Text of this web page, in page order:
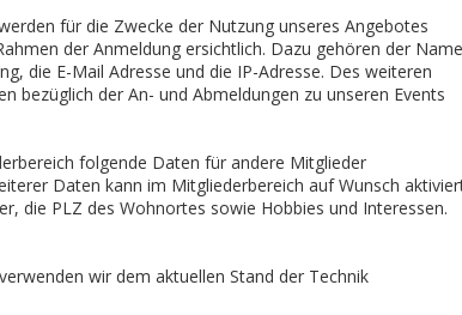
für die Zwecke der Nutzung unseres Angebotes
der Anmeldung ersichtlich. Dazu gehören der
die E-Mail Adresse und die IP-Adresse. Des weiteren
bezüglich der An- und Abmeldungen zu unseren Events
folgende Daten für andere Mitglieder
Daten kann im Mitgliederbereich auf Wunsch
die PLZ des Wohnortes sowie Hobbies und Interessen.
wir dem aktuellen Stand der Technik